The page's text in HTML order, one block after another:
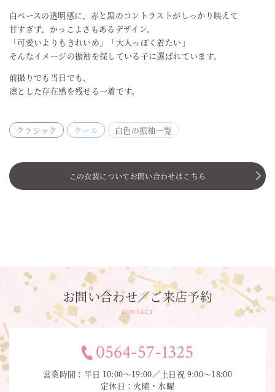
白ベースの透明感に、赤と黒のコントラストがしっかり映えて
甘すぎず、かっこよさもあるデザイン。
「可愛いよりもきれいめ」「大人っぽく着たい」
そんなイメージの振袖を探している子に選ばれています。
前撮りでも当日でも、
凛とした存在感を残せる一着です。
クラシック クール 白色の振袖一覧
この衣装についてお問い合わせはこちら
お問い合わせ／ご来店予約
CONTACT
0564-57-1325
営業時間：平日 10:00〜19:00／土日祝 9:00〜18:00
定休日：火曜・水曜